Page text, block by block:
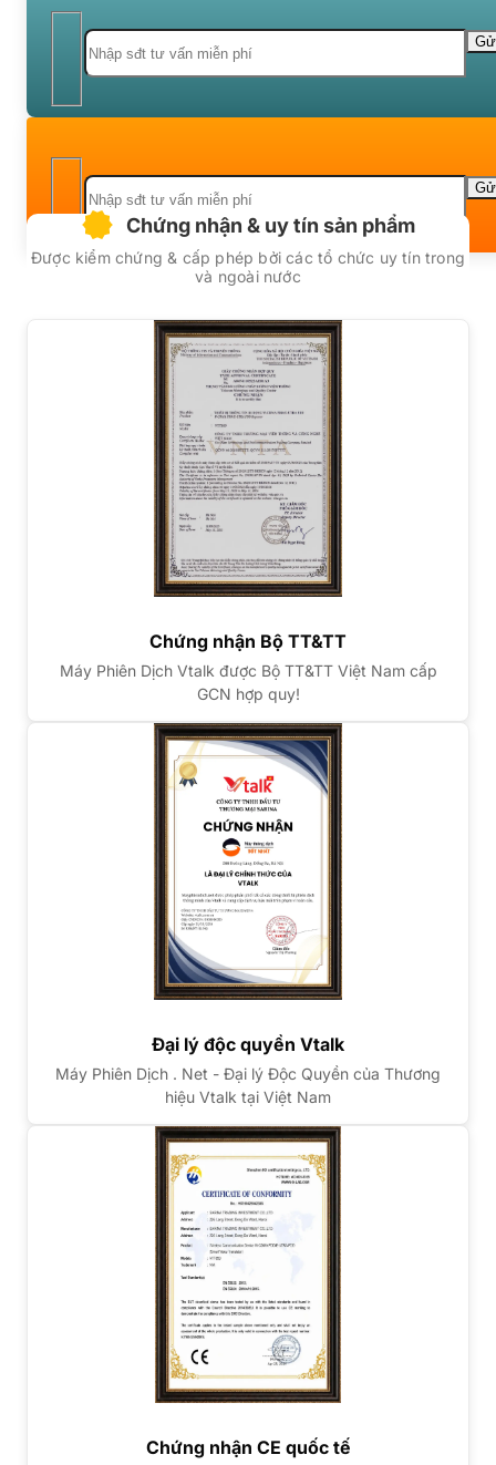
Chứng nhận & uy tín sản phẩm
Được kiểm chứng & cấp phép bởi các tổ chức uy tín trong
và ngoài nước
Chứng nhận Bộ TT&TT
Máy Phiên Dịch Vtalk được Bộ TT&TT Việt Nam cấp
GCN hợp quy!
Đại lý độc quyền Vtalk
Máy Phiên Dịch . Net - Đại lý Độc Quyền của Thương
hiệu Vtalk tại Việt Nam
Chứng nhận CE quốc tế